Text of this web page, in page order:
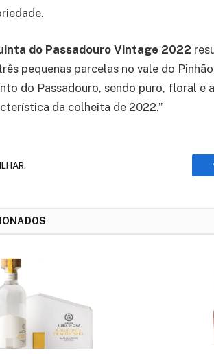
do Passadouro Vintage 2022
pequenas parcelas no vale do
do Passadouro, sendo puro, floral e
da colheita de 2022.”